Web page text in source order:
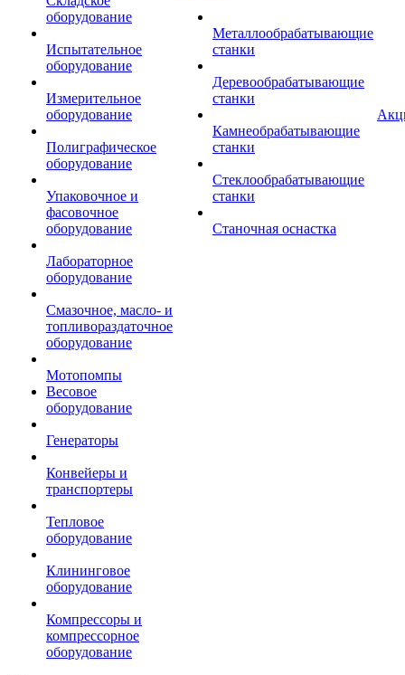
оборудование
Испытательное
оборудование
Измерительное
оборудование
Полиграфическое
оборудование
Упаковочное и
фасовочное
оборудование
Лабораторное
оборудование
Смазочное, масло- и
топливораздаточное
оборудование
Мотопомпы
Весовое
оборудование
Генераторы
Конвейеры и
транспортеры
Тепловое
оборудование
Клининговое
оборудование
Компрессоры и
компрессорное
оборудование
Металлообрабатывающие
станки
Деревообрабатывающие
станки
Камнеобрабатывающие
станки
Стеклообрабатывающие
станки
Станочная оснастка